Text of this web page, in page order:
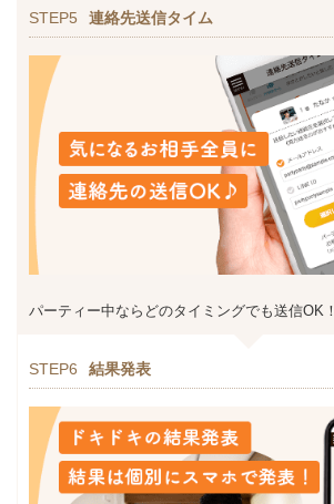
STEP5 連絡先送信タイム
パーティー中ならどのタイミングでも送信OK！
STEP6 結果発表